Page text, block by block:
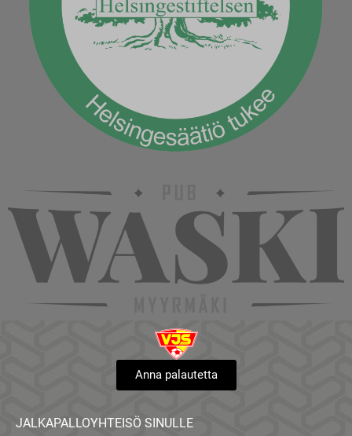
Anna palautetta
JALKAPALLOYHTEISÖ SINULLE